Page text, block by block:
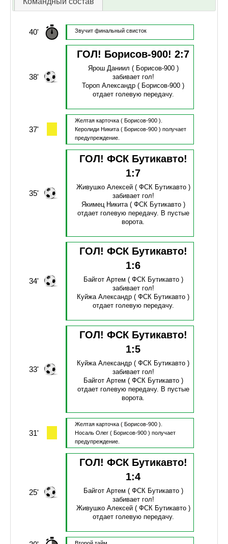
40' Звучит финальный свисток
38'
ГОЛ! Борисов-900!2:7
Ярош Даниил ( Борисов-900 )
забивает гол!
Тороп Александр ( Борисов-900 )
отдает голевую передачу.
37'
Желтая карточка ( Борисов-900 ).
Керолиди Никита( Борисов-900 ) получает
предупреждение.
35'
ГОЛ! ФСК Бутикавто!
1:7
Живушко Алексей( ФСК Бутикавто )
забивает гол!
Якимец Никита( ФСК Бутикавто )
отдает голевую передачу. В пустые
ворота.
34'
ГОЛ! ФСК Бутикавто!
1:6
Байгот Артем ( ФСК Бутикавто )
забивает гол!
Куйжа Александр ( ФСК Бутикавто )
отдает голевую передачу.
33'
ГОЛ! ФСК Бутикавто!
1:5
Куйжа Александр ( ФСК Бутикавто )
забивает гол!
Байгот Артем ( ФСК Бутикавто )
отдает голевую передачу. В пустые
ворота.
31'
Желтая карточка ( Борисов-900 ).
Носаль Олег( Борисов-900 ) получает
предупреждение.
25'
ГОЛ! ФСК Бутикавто!
1:4
Байгот Артем ( ФСК Бутикавто )
забивает гол!
Живушко Алексей( ФСК Бутикавто )
отдает голевую передачу.